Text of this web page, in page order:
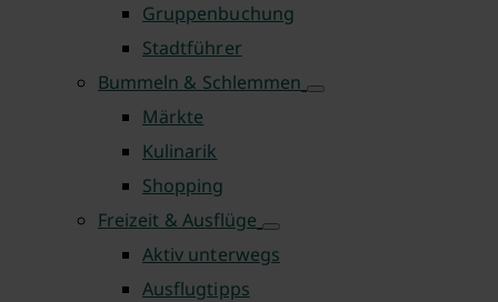
Gruppenbuchung
Stadtführer
Bummeln & Schlemmen
Märkte
Kulinarik
Shopping
Freizeit & Ausflüge
Aktiv unterwegs
Ausflugtipps